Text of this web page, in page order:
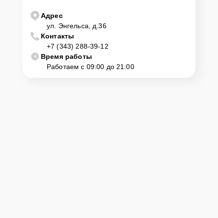
Адрес
ул. Энгельса, д.36
Контакты
+7 (343) 288-39-12
Время работы
Работаем с 09:00 до 21:00